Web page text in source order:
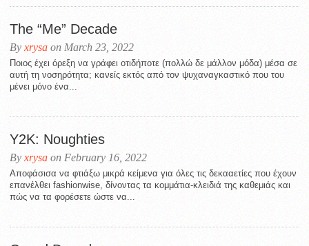
The “Me” Decade
By xrysa on March 23, 2022
Ποιος έχει όρεξη να γράφει οτιδήποτε (πολλώ δε μάλλον μόδα) μέσα σε
αυτή τη νοσηρότητα; κανείς εκτός από τον ψυχαναγκαστικό που του
μένει μόνο ένα...
Y2K: Noughties
By xrysa on February 16, 2022
Aποφάσισα να φτιάξω μικρά κείμενα για όλες τις δεκααετίες που έχουν
επανέλθει fashionwise, δίνοντας τα κομμάτια-κλειδιά της καθεμιάς και
πώς να τα φορέσετε ώστε να...